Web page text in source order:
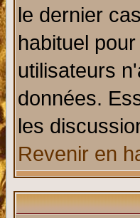
le dernier
habituel
utilisateurs
données.
les
Revenir en